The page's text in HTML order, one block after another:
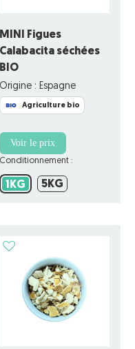
MINI Figues
Calabacita séchées
BIO
Origine : Espagne
Agriculture bio
Voir le prix
Conditionnement :
1KG 1KG5KG